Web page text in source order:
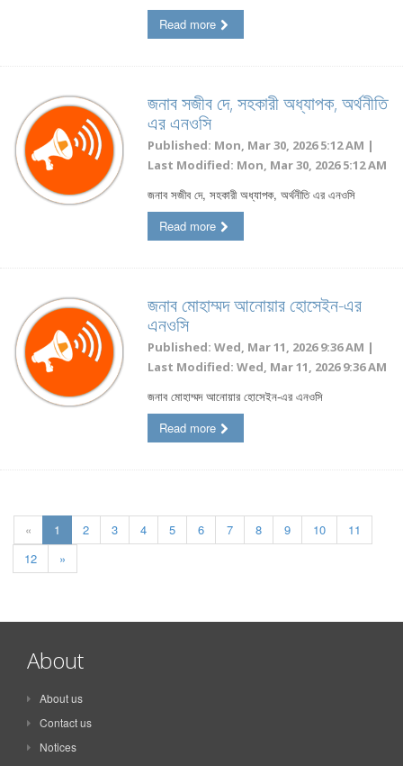
Read more
জনাব সজীব দে, সহকারী অধ্যাপক, অর্থনীতি
এর এনওসি
Published: Mon, Mar 30, 2026 5:12 AM |
Last Modified: Mon, Mar 30, 2026 5:12 AM
জনাব সজীব দে, সহকারী অধ্যাপক, অর্থনীতি এর এনওসি
Read more
জনাব মোহাম্মদ আনোয়ার হোসেইন-এর
এনওসি
Published: Wed, Mar 11, 2026 9:36 AM |
Last Modified: Wed, Mar 11, 2026 9:36 AM
জনাব মোহাম্মদ আনোয়ার হোসেইন-এর এনওসি
Read more
« 1 2 3 4 5 6 7 8 9 10
11
12
»
About
About us
Contact us
Notices